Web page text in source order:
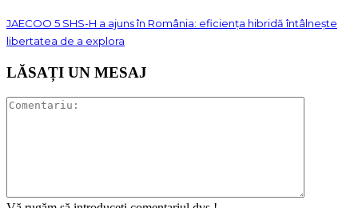
JAECOO 5 SHS-H a ajuns în România: eficiența hibridă întâlnește
libertatea de a explora
LĂSAȚI UN MESAJ